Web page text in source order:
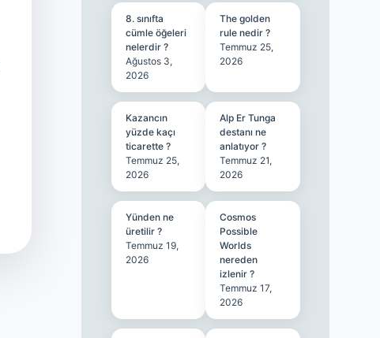
8. sınıfta
cümle öğeleri
nelerdir ?
Ağustos 3,
2026
The golden
rule nedir ?
Temmuz 25,
2026
Kazancın
yüzde kaçı
ticarette ?
Temmuz 25,
2026
Alp Er Tunga
destanı ne
anlatıyor ?
Temmuz 21,
2026
Yünden ne
üretilir ?
Temmuz 19,
2026
Cosmos
Possible
Worlds
nereden
izlenir ?
Temmuz 17,
2026